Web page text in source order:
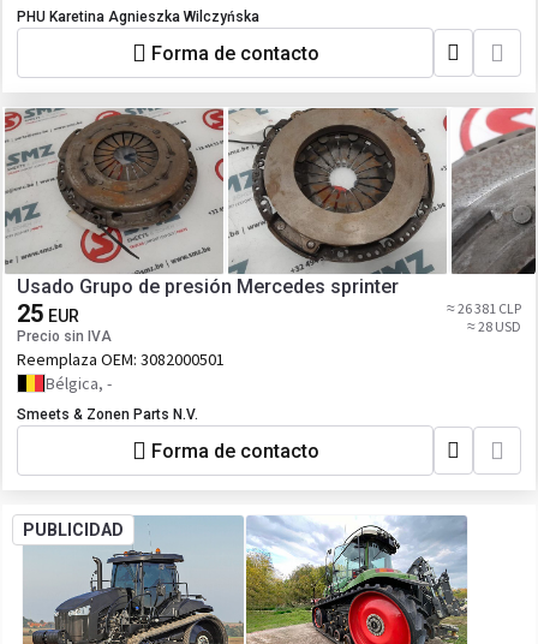
PHU Karetina Agnieszka Wilczyńska
Forma de contacto
Usado Grupo de presión Mercedes sprinter
25 EUR
Precio sin IVA
≈ 26 381 CLP
≈ 28 USD
Reemplaza OEM: 3082000501
Bélgica, -
Smeets & Zonen Parts N.V.
Forma de contacto
PUBLICIDAD